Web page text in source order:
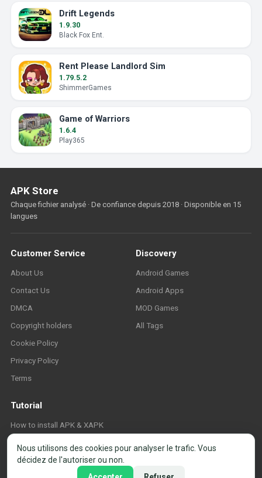
Drift Legends
1.9.30
Black Fox Ent.
Rent Please Landlord Sim
1.79.5.2
ShimmerGames
Game of Warriors
1.6.4
Play365
APK Store
Chaque fichier analysé · De confiance depuis 2018 · Disponible en 15
langues
Customer Service
About Us
Contact Us
DMCA
Copyright holders
Cookie Policy
Privacy Policy
Terms
Discovery
Android Games
Android Apps
MOD Games
All Tags
Tutorial
How to install APK & XAPK
Nous utilisons des cookies pour analyser le trafic. Vous
décidez de l'autoriser ou non.